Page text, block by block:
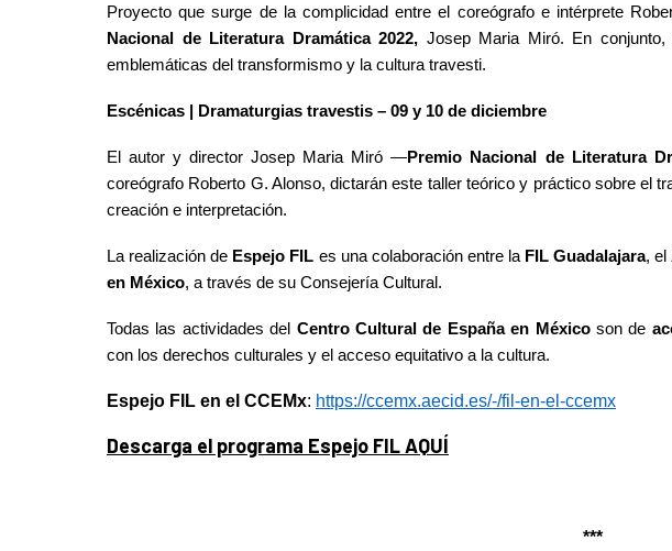
Proyecto que surge de la complicidad entre el coreógrafo e intérprete
Nacional de Literatura Dramática 2022, Josep Maria Miró. En
emblemáticas del transformismo y la cultura travesti.
Escénicas | Dramaturgias travestis – 09 y 10 de diciembre
El autor y director Josep Maria Miró—Premio Nacional de Literatura
coreógrafo Roberto G. Alonso, dictarán este taller teórico y práctico sobre el
creación e interpretación.
La realización de Espejo FIL es una colaboración entre la FIL Guadalajara, el
en México, a través de su Consejería Cultural.
Todas las actividades del Centro Cultural de España en Méxicoson de
con los derechos culturales y el acceso equitativo a la cultura.
Espejo FIL en el CCEMx: https://ccemx.aecid.es/-/fil-en-el-ccemx
Descarga el programa Espejo FIL AQUÍ
***